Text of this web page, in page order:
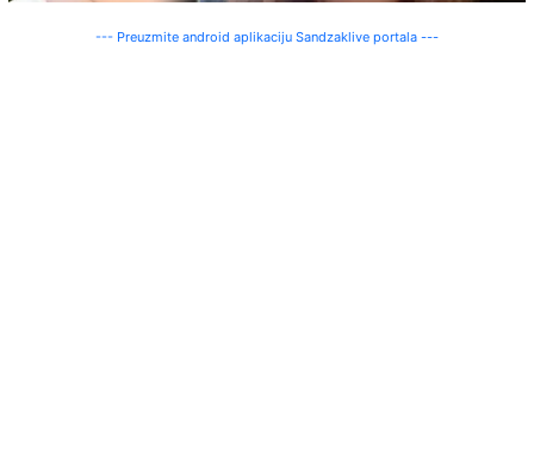
--- Preuzmite android aplikaciju Sandzaklive portala ---